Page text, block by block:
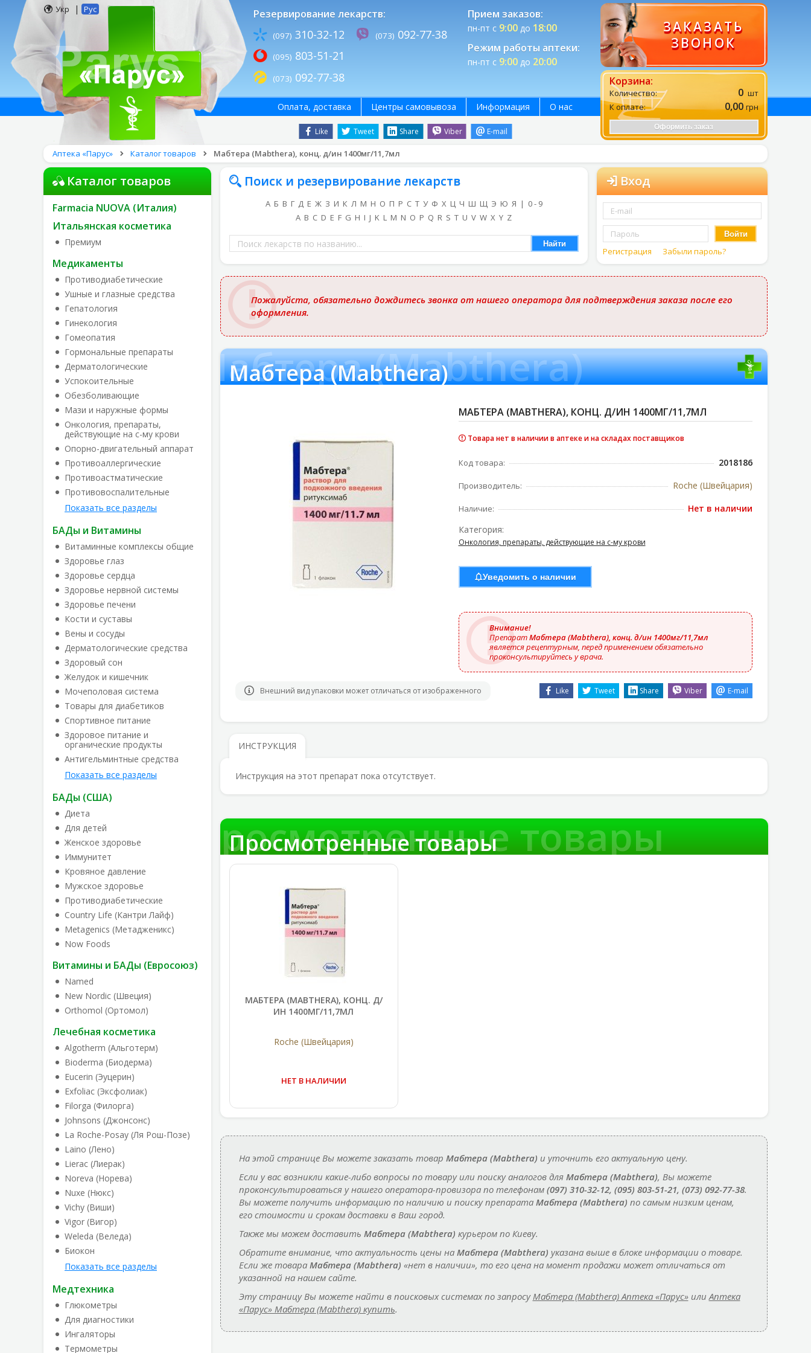
Укр | Рус Резервирование лекарств:
(097) 310-32-12
(095) 803-51-21
(073) 092-77-38
(073) 092-77-38
Прием заказов:
пн-пт с 9:00до 18:00
Режим работы аптеки:
пн-пт с 9:00до 20:00
ЗАКАЗАТЬ
ЗВОНОК
Корзина:
Количество: 0 шт
К оплате:
0,00 грн
Оформить заказ
Like Tweet Share Viber E-mail
Оплата, доставка Центры самовывоза Информация О нас
Аптека «Парус» Каталог товаров Мабтера (Mabthera), конц. д/ин 1400мг/11,7мл
Каталог товаров
Farmacia NUOVA (Италия)
Итальянская косметика
Премиум
Медикаменты
Противодиабетические
Ушные и глазные средства
Гепатология
Гинекология
Гомеопатия
Гормональные препараты
Дерматологические
Успокоительные
Обезболивающие
Мази и наружные формы
Онкология, препараты,
действующие на с-му крови
Опорно-двигательный аппарат
Противоаллергические
Противоастматические
Противовоспалительные
Показать все разделы
БАДы и Витамины
Витаминные комплексы общие
Здоровье глаз
Здоровье сердца
Здоровье нервной системы
Здоровье печени
Кости и суставы
Вены и сосуды
Дерматологические средства
Здоровый сон
Желудок и кишечник
Мочеполовая система
Товары для диабетиков
Спортивное питание
Здоровое питание и
органические продукты
Антигельминтные средства
Показать все разделы
БАДы (США)
Диета
Для детей
Женское здоровье
Иммунитет
Кровяное давление
Мужское здоровье
Противодиабетические
Country Life (Кантри Лайф)
Metagenics (Метадженикс)
Now Foods
Витамины и БАДы (Евросоюз)
Named
New Nordic (Швеция)
Orthomol (Ортомол)
Лечебная косметика
Algotherm (Альготерм)
Bioderma (Биодерма)
Eucerin (Эуцерин)
Exfoliac (Эксфолиак)
Filorga (Филорга)
Johnsons (Джонсонс)
La Roche-Posay (Ля Рош-Позе)
Laino (Лено)
Lierac (Лиерак)
Noreva (Норева)
Nuxe (Нюкс)
Vichy (Виши)
Vigor (Вигор)
Weleda (Веледа)
Биокон
Показать все разделы
Медтехника
Глюкометры
Для диагностики
Ингаляторы
Термометры
Поиск и резервирование лекарств
А Б В Г Д Е Ж З И К Л М Н О П Р С Т У Ф Х Ц Ч Ш Щ Э Ю Я | 0 - 9
A B C D E F G H I J K L M N O P Q R S T U V W X Y Z
Поиск
лекарств
по
названию
Найти
Вход
Войти
Регистрация Забыли пароль?
Пожалуйста, обязательно дождитесь звонка от нашего оператора для подтверждения заказа после его
оформления.
Мабтера (Mabthera)
Мабтера (Mabthera)
МАБТЕРА (MABTHERA), КОНЦ. Д/ИН 1400МГ/11,7МЛ
Товара нет в наличии в аптеке и на складах поставщиков
Код товара: 2018186
Производитель: Roche (Швейцария)
Наличие:
Нет в наличии
Категория:
Онкология, препараты, действующие на с-му крови
Уведомить о наличии
Внимание!
ПрепаратМабтера (Mabthera), конц. д/ин 1400мг/11,7мл
является рецептурным, перед применением обязательно
проконсультируйтесь у врача.
Внешний вид упаковки может отличаться от изображенного Like Tweet Share Viber E-mail
ИНСТРУКЦИЯ
Инструкция на этот препарат пока отсутствует.
Просмотренные товары
Просмотренные товары
МАБТЕРА (MABTHERA), КОНЦ. Д/
ИН 1400МГ/11,7МЛ
Roche (Швейцария)
НЕТ В НАЛИЧИИ
На этой странице Вы можете заказать товар Мабтера (Mabthera) и уточнить его актуальную цену.
Если у вас возникли какие-либо вопросы по товару или поиску аналогов для Мабтера (Mabthera), Вы можете
проконсультироваться у нашего оператора-провизора по телефонам (097) 310-32-12, (095) 803-51-21, (073) 092-77-38.
Вы можете получить информацию по наличию и поиску препарата Мабтера (Mabthera) по самым низким ценам,
его стоимости и срокам доставки в Ваш город.
Также мы можем доставить Мабтера (Mabthera) курьером по Киеву.
Обратите внимание, что актуальность цены на Мабтера (Mabthera) указана выше в блоке информации о товаре.
Если же товара Мабтера (Mabthera) «нет в наличии», то его цена на момент продажи может отличаться от
указанной на нашем сайте.
Эту страницу Вы можете найти в поисковых системах по запросу Мабтера (Mabthera) Аптека «Парус»или Аптека
«Парус» Мабтера (Mabthera) купить.